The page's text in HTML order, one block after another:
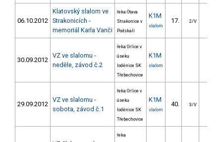
06.10.2012
Klatovský slalom ve
Strakonicích -
memoriál Karla Vanči
řeka Otava
Strakonice v
Podskalí
K1M
slalom
17. 2/V
30.09.2012
VZ ve slalomu -
neděle, závod č.2
řeka Orlice v
úseku
loděnice SK
Třebechovice
K1M
slalom
29.09.2012
VZ ve slalomu -
sobota, závod č.1
řeka Orlice v
úseku
loděnice SK
Třebechovice
K1M
slalom
40. 3/V
řeka